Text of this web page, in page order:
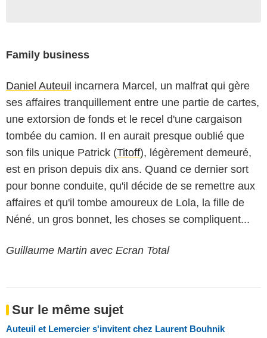
Family business
Daniel Auteuil incarnera Marcel, un malfrat qui gère
ses affaires tranquillement entre une partie de cartes,
une extorsion de fonds et le recel d'une cargaison
tombée du camion. Il en aurait presque oublié que
son fils unique Patrick (Titoff), légèrement demeuré,
est en prison depuis dix ans. Quand ce dernier sort
pour bonne conduite, qu'il décide de se remettre aux
affaires et qu'il tombe amoureux de Lola, la fille de
Néné, un gros bonnet, les choses se compliquent...
Guillaume Martin avec Ecran Total
Sur le même sujet
Auteuil et Lemercier s'invitent chez Laurent Bouhnik